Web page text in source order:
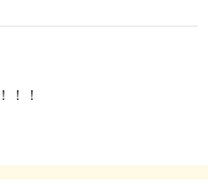
！！